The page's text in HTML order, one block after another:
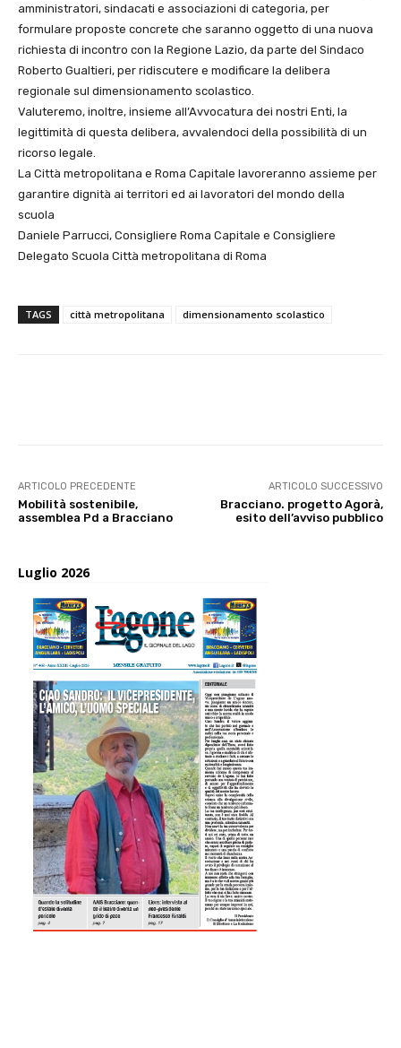
amministratori, sindacati e associazioni di categoria, per
formulare proposte concrete che saranno oggetto di una nuova
richiesta di incontro con la Regione Lazio, da parte del Sindaco
Roberto Gualtieri, per ridiscutere e modificare la delibera
regionale sul dimensionamento scolastico.
Valuteremo, inoltre, insieme all’Avvocatura dei nostri Enti, la
legittimità di questa delibera, avvalendoci della possibilità di un
ricorso legale.
La Città metropolitana e Roma Capitale lavoreranno assieme per
garantire dignità ai territori ed ai lavoratori del mondo della
scuola
Daniele Parrucci, Consigliere Roma Capitale e Consigliere
Delegato Scuola Città metropolitana di Roma
TAGS città metropolitana dimensionamento scolastico
ARTICOLO PRECEDENTE
Mobilità sostenibile,
assemblea Pd a Bracciano
ARTICOLO SUCCESSIVO
Bracciano. progetto Agorà,
esito dell’avviso pubblico
Luglio 2026